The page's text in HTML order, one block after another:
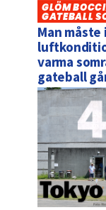
GLÖM
GATEBALL
Man
varma
gateball